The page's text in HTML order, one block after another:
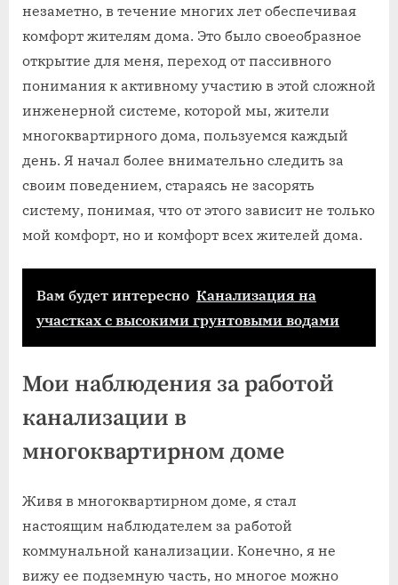
незаметно, в течение многих лет обеспечивая
комфорт жителям дома. Это было своеобразное
открытие для меня, переход от пассивного
понимания к активному участию в этой сложной
инженерной системе, которой мы, жители
многоквартирного дома, пользуемся каждый
день. Я начал более внимательно следить за
своим поведением, стараясь не засорять
систему, понимая, что от этого зависит не только
мой комфорт, но и комфорт всех жителей дома.
Вам будет интересно Канализация на
участках с высокими грунтовыми водами
Мои наблюдения за работой
канализации в
многоквартирном доме
Живя в многоквартирном доме, я стал
настоящим наблюдателем за работой
коммунальной канализации. Конечно, я не
вижу ее подземную часть, но многое можно